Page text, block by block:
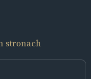
stronach